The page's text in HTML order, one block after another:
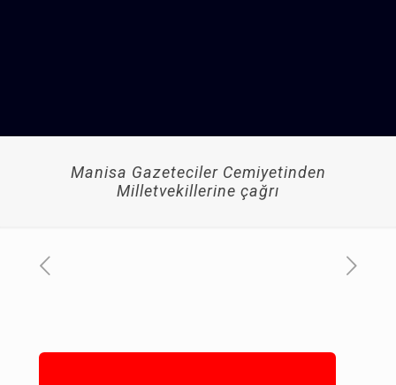
Manisa Gazeteciler Cemiyetinden
Milletvekillerine çağrı